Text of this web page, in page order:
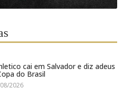
cai em Salvador e diz adeus
do Brasil
2026